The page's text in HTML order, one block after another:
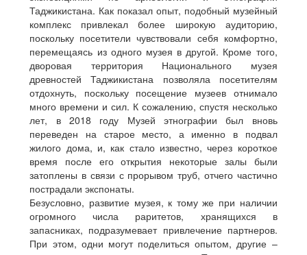
Таджикистана. Как показал опыт, подобный музейный
комплекс привлекал более широкую аудиторию,
поскольку посетители чувствовали себя комфортно,
перемещаясь из одного музея в другой. Кроме того,
дворовая территория Национального музея
древностей Таджикистана позволяла посетителям
отдохнуть, поскольку посещение музеев отнимало
много времени и сил. К сожалению, спустя несколько
лет, в 2018 году Музей этнографии был вновь
переведен на старое место, а именно в подвал
жилого дома, и, как стало известно, через короткое
время после его открытия некоторые залы были
затоплены в связи с прорывом труб, отчего частично
пострадали экспонаты.
Безусловно, развитие музея, к тому же при наличии
огромного числа раритетов, хранящихся в
запасниках, подразумевает привлечение партнеров.
При этом, одни могут поделиться опытом, другие –